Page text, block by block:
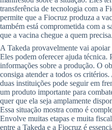
transferência de tecnologia com a
permite que a Fiocruz produza a
também está comprometida com a
que a vacina chegue a quem precisa.
A Takeda provavelmente vai apoiar
Eles podem oferecer ajuda técnica.
informações sobre a produção. O
consiga atender a todos os
duas instituições pode seguir em
um produto importante para
quer que ela seja amplamente
Essa situação mostra como é
Envolve muitas etapas e muita
entre a Takeda e a Fiocruz é